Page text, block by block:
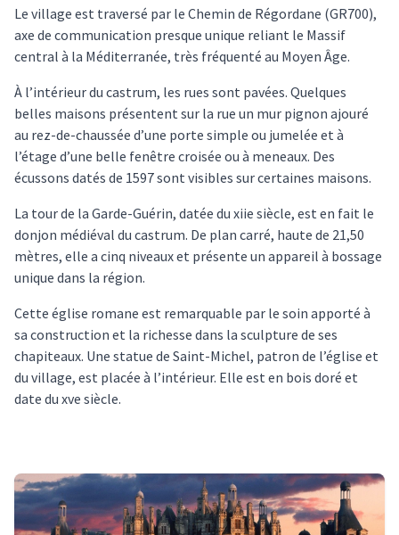
Le village est traversé par le Chemin de Régordane (GR700),
axe de communication presque unique reliant le Massif
central à la Méditerranée, très fréquenté au Moyen Âge.
À l’intérieur du castrum, les rues sont pavées. Quelques
belles maisons présentent sur la rue un mur pignon ajouré
au rez-de-chaussée d’une porte simple ou jumelée et à
l’étage d’une belle fenêtre croisée ou à meneaux. Des
écussons datés de 1597 sont visibles sur certaines maisons.
La tour de la Garde-Guérin, datée du xiie siècle, est en fait le
donjon médiéval du castrum. De plan carré, haute de 21,50
mètres, elle a cinq niveaux et présente un appareil à bossage
unique dans la région.
Cette église romane est remarquable par le soin apporté à
sa construction et la richesse dans la sculpture de ses
chapiteaux. Une statue de Saint-Michel, patron de l’église et
du village, est placée à l’intérieur. Elle est en bois doré et
date du xve siècle.